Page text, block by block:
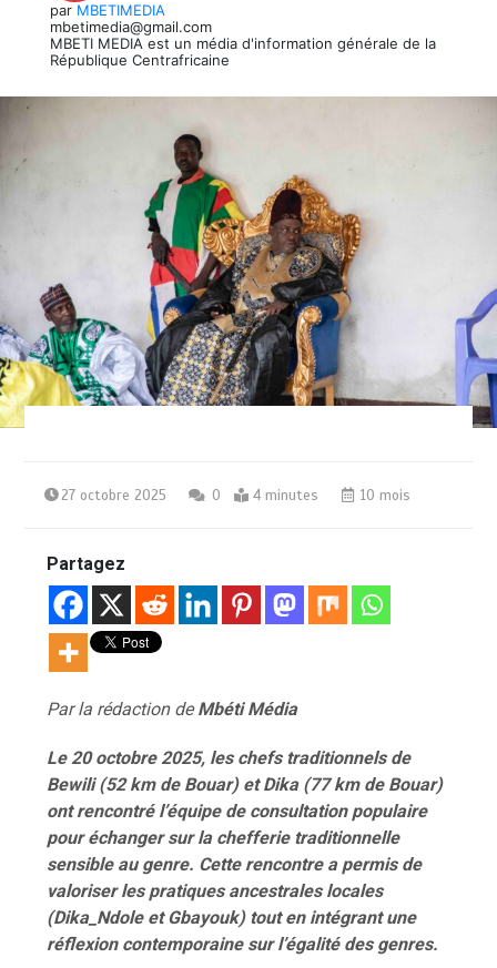
par MBETIMEDIA
mbetimedia@gmail.com
MBETI MEDIA est un média d'information générale de la
République Centrafricaine
27 octobre 2025 0 4 minutes 10 mois
Partagez
Par la rédaction deMbéti Média
Le 20 octobre 2025, les chefs traditionnels de
Bewili (52 km de Bouar) et Dika (77 km de Bouar)
ont rencontré l’équipe de consultation populaire
pour échanger sur la chefferie traditionnelle
sensible au genre. Cette rencontre a permis de
valoriser les pratiques ancestrales locales
(Dika_Ndole et Gbayouk) tout en intégrant une
réflexion contemporaine sur l’égalité des genres.